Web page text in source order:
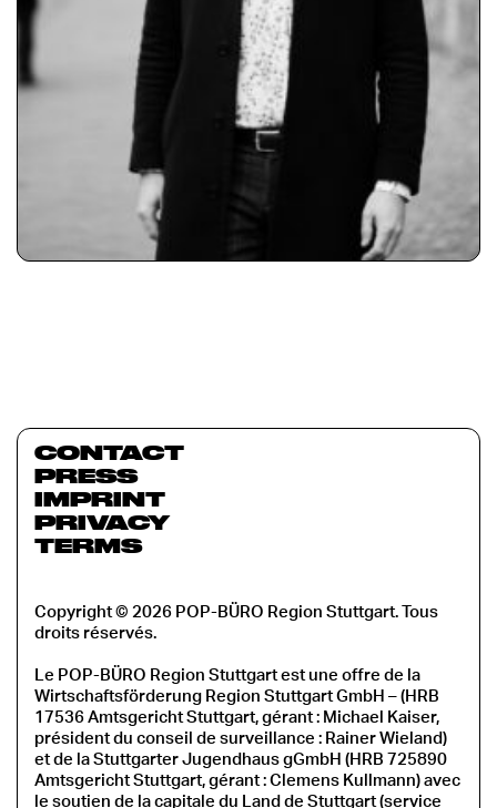
CONTACT
PRESS
IMPRINT
PRIVACY
TERMS
Copyright © 2026 POP-BÜRO Region Stuttgart. Tous
droits réservés.
Le POP-BÜRO Region Stuttgart est une offre de la
Wirtschaftsförderung Region Stuttgart GmbH – (HRB
17536 Amtsgericht Stuttgart, gérant : Michael Kaiser,
président du conseil de surveillance : Rainer Wieland)
et de la Stuttgarter Jugendhaus gGmbH (HRB 725890
Amtsgericht Stuttgart, gérant : Clemens Kullmann) avec
le soutien de la capitale du Land de Stuttgart (service